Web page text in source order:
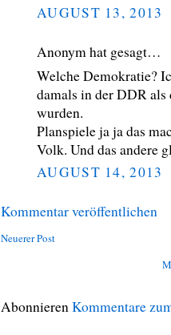
AUGUST 13, 2013
Anonym hat gesagt…
Welche Demokratie?
damals in der DDR als
wurden.
Planspiele ja ja das
Volk. Und das andere
AUGUST 14, 2013
Kommentar veröffentlichen
Neuerer Post
AbonnierenKommentare